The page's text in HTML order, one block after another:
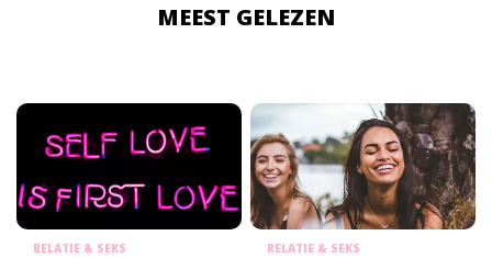
MEEST GELEZEN
RELATIE & SEKS RELATIE & SEKS